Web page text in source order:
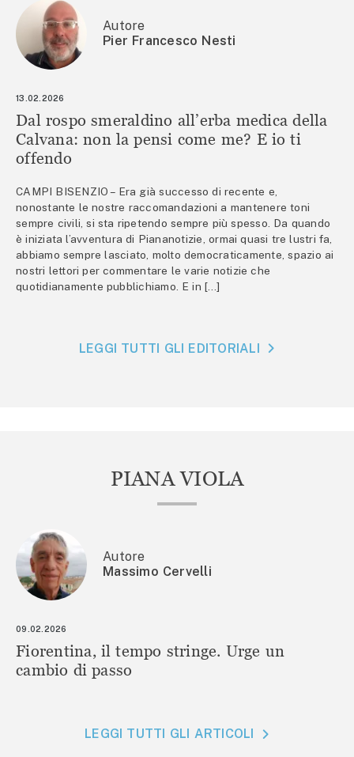
Autore
Pier Francesco Nesti
13.02.2026
Dal rospo smeraldino all’erba medica della
Calvana: non la pensi come me? E io ti
offendo
CAMPI BISENZIO – Era già successo di recente e,
nonostante le nostre raccomandazioni a mantenere toni
sempre civili, si sta ripetendo sempre più spesso. Da quando
è iniziata l’avventura di Piananotizie, ormai quasi tre lustri fa,
abbiamo sempre lasciato, molto democraticamente, spazio ai
nostri lettori per commentare le varie notizie che
quotidianamente pubblichiamo. E in […]
LEGGI TUTTI GLI EDITORIALI
PIANA VIOLA
Autore
Massimo Cervelli
09.02.2026
Fiorentina, il tempo stringe. Urge un
cambio di passo
LEGGI TUTTI GLI ARTICOLI